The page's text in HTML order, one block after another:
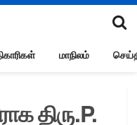
மாநிலம்
திரு.P.